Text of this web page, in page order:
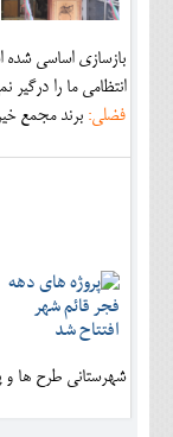
بازسازي اساسي
انتظامي ما را درگير
فضلی: برند مجمع
شهرستانی طرح ها و